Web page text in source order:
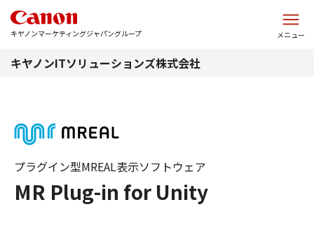
キヤノンマーケティングジャパングループ メニュー
キヤノンITソリューションズ株式会社
MR Plug-in for Unity
プラグイン型MREAL表示ソフトウェア